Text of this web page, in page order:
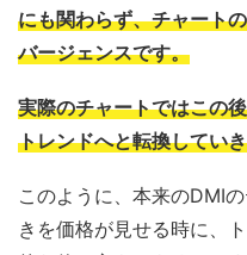
にも関わらず、チャート
バージェンスです。
実際のチャートではこの
トレンドへと転換してい
このように、本来のDMI
きを価格が見せる時に、